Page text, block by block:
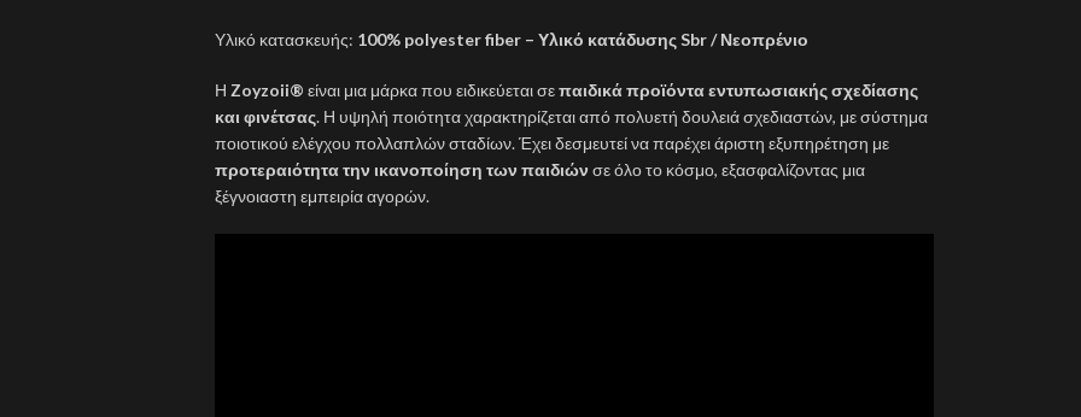
Υλικό κατασκευής: 100% polyester fiber – Υλικό κατάδυσης Sbr / Νεοπρένιο
Η Zoyzoii® είναι μια μάρκα που ειδικεύεται σεπαιδικά προϊόντα εντυπωσιακής σχεδίασης
και φινέτσας. Η υψηλή ποιότητα χαρακτηρίζεται από πολυετή δουλειά σχεδιαστών, με σύστημα
ποιοτικού ελέγχου πολλαπλών σταδίων. Έχει δεσμευτεί να παρέχει άριστη εξυπηρέτηση με
προτεραιότητα την ικανοποίηση των παιδιών σε όλο το κόσμο, εξασφαλίζοντας μια
ξέγνοιαστη εμπειρία αγορών.